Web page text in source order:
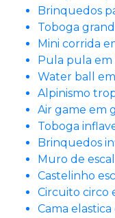
Brinquedos
Toboga
Mini corrida
Pula pula em
Water ball
Alpinismo
Air game em
Toboga
Brinquedos
Muro de
Castelinho
Circuito circo
Cama